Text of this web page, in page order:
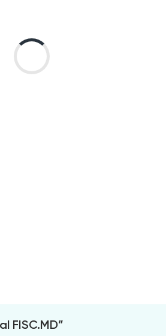
FISC.MD”